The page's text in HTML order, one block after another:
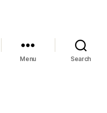
Menu Search